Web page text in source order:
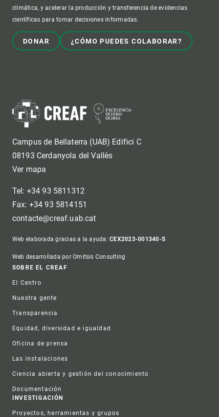
climática, y acelerar la producción y transferencia de evidencias
científicas para tomar decisiones informadas.
DONAR ¿CÓMO PUEDES COLABORAR?
Campus de Bellaterra (UAB) Edifici C
08193 Cerdanyola del Vallès
Ver mapa
Tel: +34 93 5811312
Fax: +34 93 5814151
contacte@creaf.uab.cat
Web elaborada gracias a la ayuda:CEX2023-001340-S
Web desarrollada por Omitsis Consulting
Footer
SOBRE EL CREAF
El Centro
Nuestra gente
Transparencia
Equidad, diversidad e igualdad
Oficina de prensa
Las instalaciones
Ciencia abierta y gestión del conocimiento
Documentación
INVESTIGACIÓN
Proyectos, herramientas y grupos